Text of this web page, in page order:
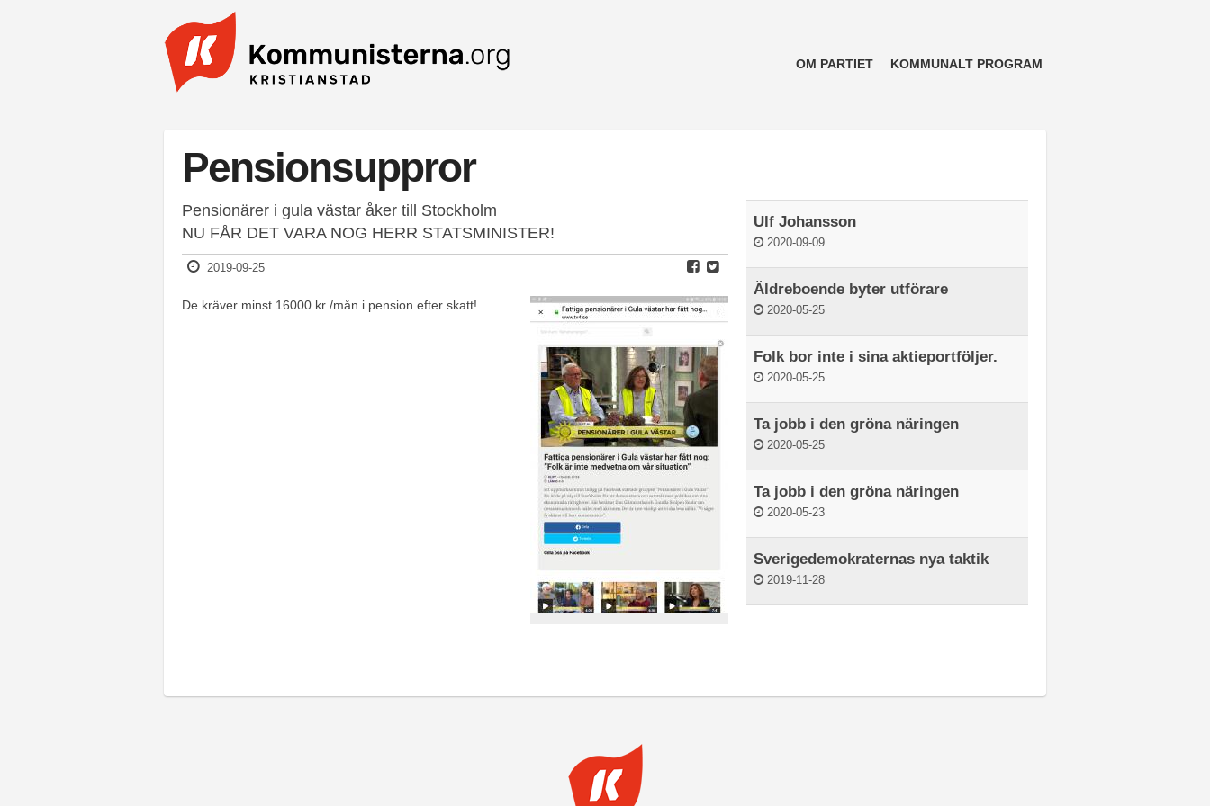
OM PARTIET KOMMUNALT PROGRAM
Pensionsuppror
Pensionärer i gula västar åker till Stockholm
NU FÅR DET VARA NOG HERR STATSMINISTER!
2019-09-25
De kräver minst 16000 kr /mån i pension efter skatt!
Ulf Johansson
2020-09-09
Äldreboende byter utförare
2020-05-25
Folk bor inte i sina aktieportföljer.
2020-05-25
Ta jobb i den gröna näringen
2020-05-25
Ta jobb i den gröna näringen
2020-05-23
Sverigedemokraternas nya taktik
2019-11-28